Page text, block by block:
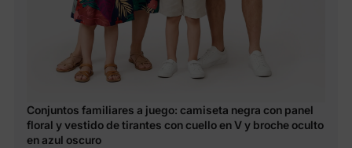
Conjuntos familiares a juego: camiseta negra con panel
floral y vestido de tirantes con cuello en V y broche oculto
en azul oscuro